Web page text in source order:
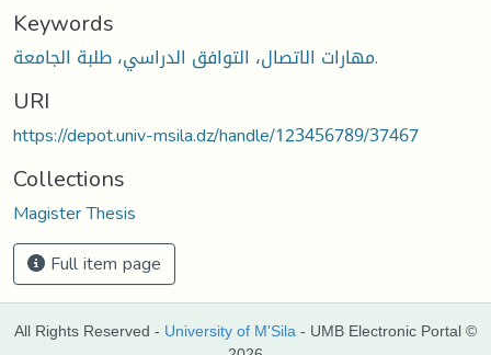
Keywords
مهارات الاتصال، التوافق الدراسي، طلبة الجامعة.
URI
https://depot.univ-msila.dz/handle/123456789/37467
Collections
Magister Thesis
Full item page
All Rights Reserved - University of M'Sila - UMB Electronic Portal ©